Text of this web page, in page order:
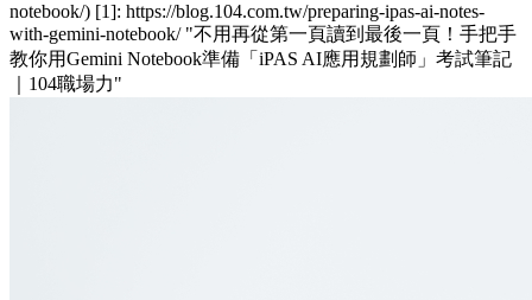
notebook/) [1]: https://blog.104.com.tw/preparing-ipas-ai-notes-
with-gemini-notebook/ "不用再從第一頁讀到最後一頁！手把手
教你用Gemini Notebook準備「iPAS AI應用規劃師」考試筆記
｜104職場力"